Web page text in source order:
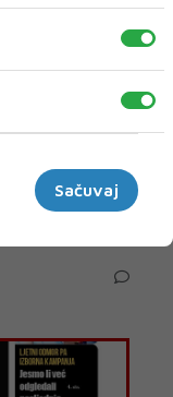
Sačuvaj